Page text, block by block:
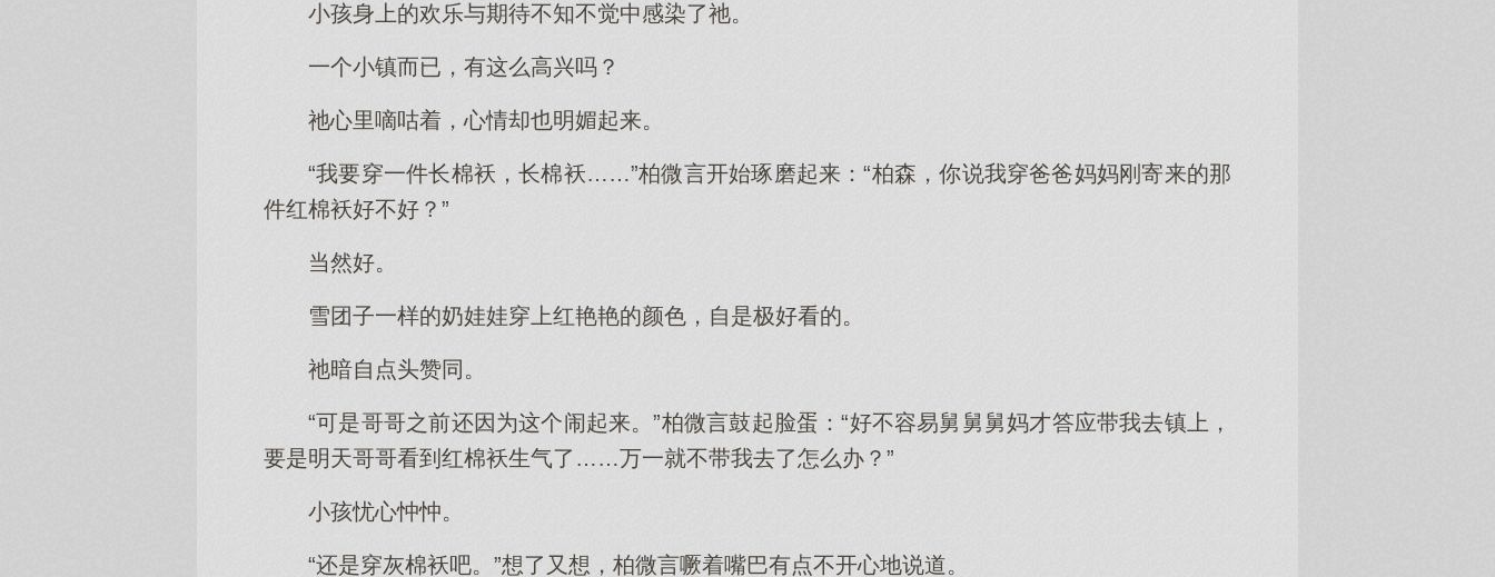
小孩身上的欢乐与期待不知不觉中感染了祂。
一个小镇而已，有这么高兴吗？
祂心里嘀咕着，心情却也明媚起来。
“我要穿一件长棉袄，长棉袄……”柏微言开始琢磨起来：“柏森，你说我穿爸爸妈妈刚寄来的那
件红棉袄好不好？”
当然好。
雪团子一样的奶娃娃穿上红艳艳的颜色，自是极好看的。
祂暗自点头赞同。
“可是哥哥之前还因为这个闹起来。”柏微言鼓起脸蛋：“好不容易舅舅舅妈才答应带我去镇上，
要是明天哥哥看到红棉袄生气了……万一就不带我去了怎么办？”
小孩忧心忡忡。
“还是穿灰棉袄吧。”想了又想，柏微言噘着嘴巴有点不开心地说道。